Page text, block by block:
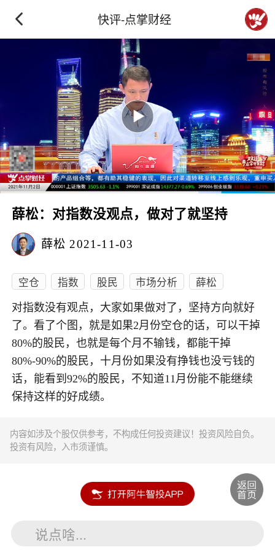
快评-点掌财经
薛松：对指数没观点，做对了就坚持
薛松 2021-11-03
空仓 指数 股民 市场分析 薛松
对指数没有观点，大家如果做对了，坚持方向就好
了。看了个图，就是如果2月份空仓的话，可以干掉
80%的股民，也就是每个月不输钱，都能干掉
80%-90%的股民，十月份如果没有挣钱也没亏钱的
话，能看到92%的股民，不知道11月份能不能继续
保持这样的好成绩。
内容如涉及个股仅供参考，不构成任何投资建议！投资风险自负。
投资有风险，入市须谨慎。
说点啥...